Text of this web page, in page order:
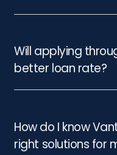
Will applying
better loan rate?
How do I know
right solutions for